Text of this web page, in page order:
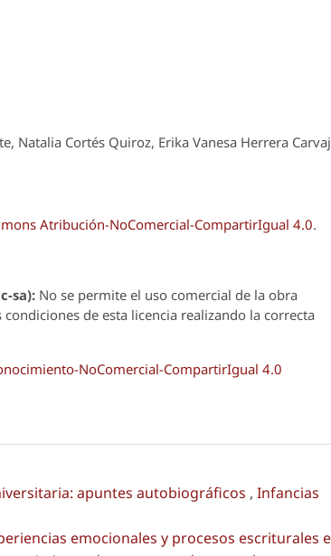
Natalia Cortés Quiroz, Erika Vanesa Herrera
Atribución-NoComercial-CompartirIgual 4.0.
sa): No se permite el uso comercial de la obra
de esta licencia realizando la correcta
NoComercial-CompartirIgual 4.0
apuntes autobiográficos , Infancias
emocionales y procesos escriturales